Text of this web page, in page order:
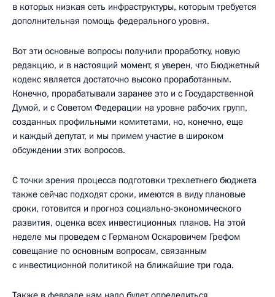
в которых низкая сеть инфраструктуры, которым требуется
дополнительная помощь федерального уровня.
Вот эти основные вопросы получили проработку, новую
редакцию, и в настоящий момент, я уверен, что Бюджетный
кодекс является достаточно высоко проработанным.
Конечно, прорабатывали заранее это и с Государственной
Думой, и с Советом Федерации на уровне рабочих групп,
созданных профильными комитетами, но, конечно, еще
и каждый депутат, и мы примем участие в широком
обсуждении этих вопросов.
С точки зрения процесса подготовки трехлетнего бюджета
также сейчас подходят сроки, имеются в виду плановые
сроки, готовится и прогноз социально-экономического
развития, оценка всех инвестиционных планов. На этой
неделе мы проведем с Германом Оскаровичем Грефом
совещание по основным вопросам, связанным
с инвестиционной политикой на ближайшие три года.